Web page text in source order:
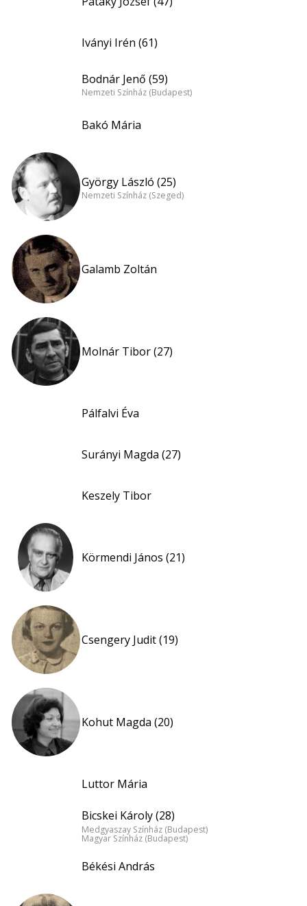
Iványi Irén (61)
Bodnár Jenő (59)
Nemzeti Színház (Budapest)
Bakó Mária
György László (25)
Nemzeti Színház (Szeged)
Galamb Zoltán
Molnár Tibor (27)
Pálfalvi Éva
Surányi Magda (27)
Keszely Tibor
Körmendi János (21)
Csengery Judit (19)
Kohut Magda (20)
Luttor Mária
Bicskei Károly (28)
Medgyaszay Színház (Budapest)
Magyar Színház (Budapest)
Békési András